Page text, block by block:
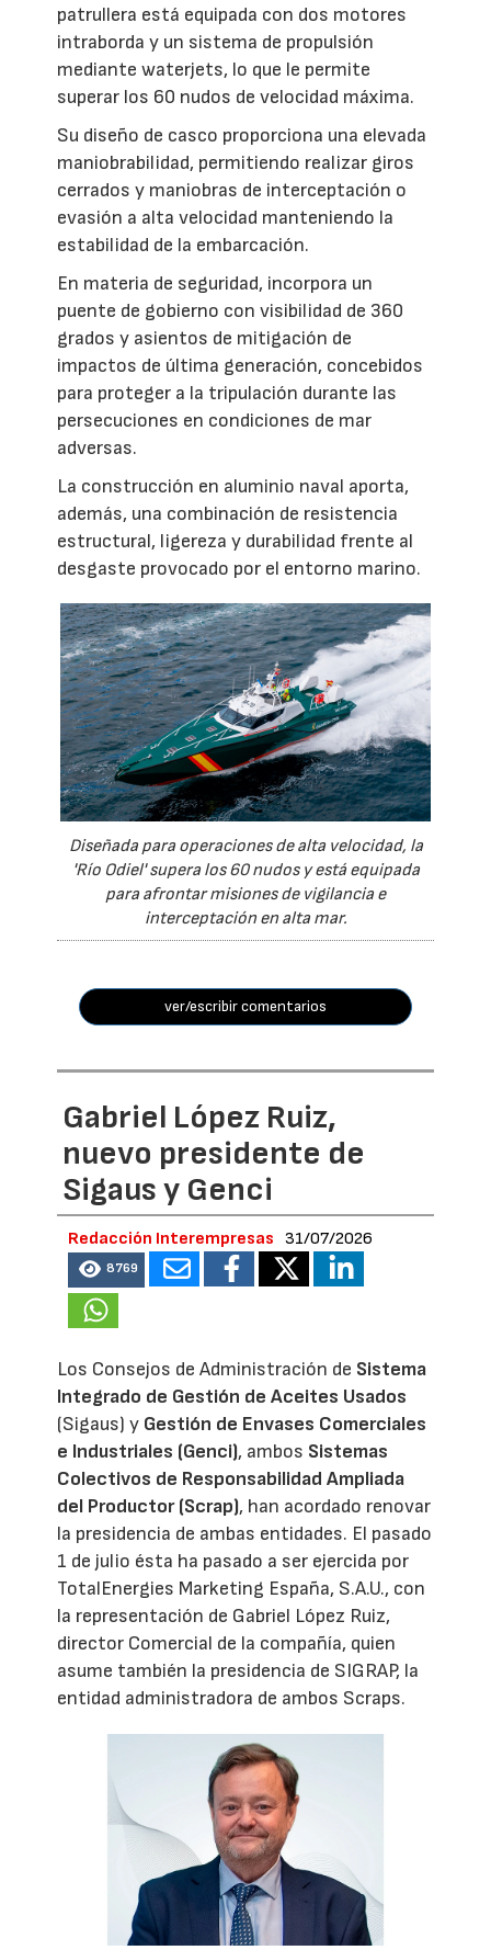
patrullera está equipada con dos motores
intraborda y un sistema de propulsión
mediante waterjets, lo que le permite
superar los 60 nudos de velocidad máxima.
Su diseño de casco proporciona una elevada
maniobrabilidad, permitiendo realizar giros
cerrados y maniobras de interceptación o
evasión a alta velocidad manteniendo la
estabilidad de la embarcación.
En materia de seguridad, incorpora un
puente de gobierno con visibilidad de 360
grados y asientos de mitigación de
impactos de última generación, concebidos
para proteger a la tripulación durante las
persecuciones en condiciones de mar
adversas.
La construcción en aluminio naval aporta,
además, una combinación de resistencia
estructural, ligereza y durabilidad frente al
desgaste provocado por el entorno marino.
Diseñada para operaciones de alta velocidad, la
'Río Odiel' supera los 60 nudos y está equipada
para afrontar misiones de vigilancia e
interceptación en alta mar.
ver/escribir comentarios
Gabriel López Ruiz,
nuevo presidente de
Sigaus y Genci
Redacción Interempresas 31/07/2026
8769
Los Consejos de Administración de Sistema
Integrado de Gestión de Aceites Usados
(Sigaus) y Gestión de Envases Comerciales
e Industriales (Genci), ambos Sistemas
Colectivos de Responsabilidad Ampliada
del Productor (Scrap), han acordado renovar
la presidencia de ambas entidades. El pasado
1 de julio ésta ha pasado a ser ejercida por
TotalEnergies Marketing España, S.A.U., con
la representación de Gabriel López Ruiz,
director Comercial de la compañía, quien
asume también la presidencia de SIGRAP, la
entidad administradora de ambos Scraps.